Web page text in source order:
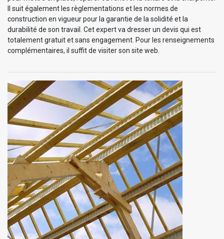
Il suit également les règlementations et les normes de
construction en vigueur pour la garantie de la solidité et la
durabilité de son travail. Cet expert va dresser un devis qui est
totalement gratuit et sans engagement. Pour les renseignements
complémentaires, il suffit de visiter son site web.